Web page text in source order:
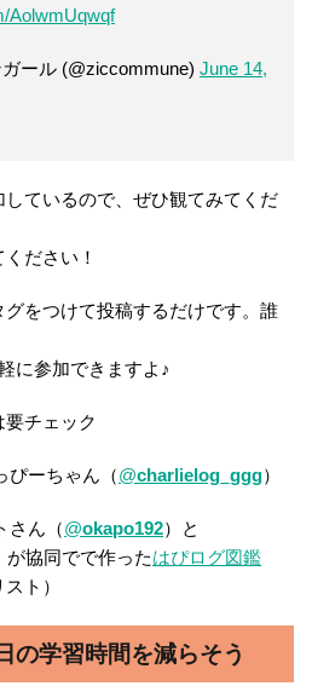
AolwmUqwqf
ール (@ziccommune) June 14,
ているので、ぜひ観てみてくだ
ださい！
をつけて投稿するだけです。誰
に参加できますよ♪
チェック
ぴーちゃん（@charlielog_ggg）
さん（@okapo192）と
が協同でで作ったはぴログ図鑑
ト）
の学習時間を減らそう